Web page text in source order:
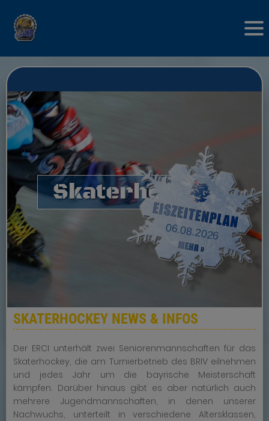
06.08.2026
Skaterhockey
SKATERHOCKEY NEWS & INFOS
Der ERCI unterhält zwei Seniorenmannschaften für das
Skaterhockey, die am Turnierbetrieb des BRIV eilnehmen
und jedes Jahr um die bayrische Meisterschaft
kämpfen. Darüber hinaus gibt es aber natürlich auch
mehrere Jugendmannschaften, in denen unserer
Nachwuchs, unterteilt in verschiedene Altersklassen,